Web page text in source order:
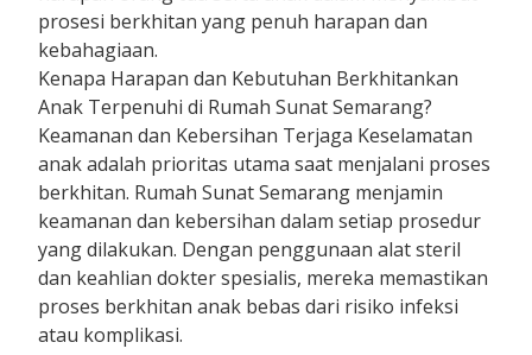
prosesi berkhitan yang penuh harapan dan
kebahagiaan.
Kenapa Harapan dan Kebutuhan Berkhitankan
Anak Terpenuhi di Rumah Sunat Semarang?
Keamanan dan Kebersihan Terjaga Keselamatan
anak adalah prioritas utama saat menjalani proses
berkhitan. Rumah Sunat Semarang menjamin
keamanan dan kebersihan dalam setiap prosedur
yang dilakukan. Dengan penggunaan alat steril
dan keahlian dokter spesialis, mereka memastikan
proses berkhitan anak bebas dari risiko infeksi
atau komplikasi.